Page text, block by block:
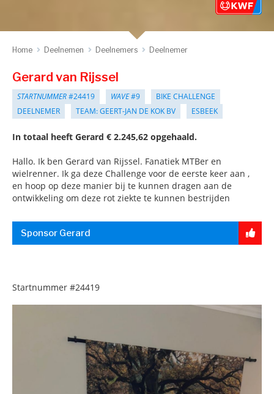
Home Deelnemen Deelnemers Deelnemer
Gerard van Rijssel
STARTNUMMER#24419 WAVE#9
BIKE CHALLENGE
DEELNEMER
TEAM: GEERT-JAN DE KOK BV ESBEEK
In totaal heeft Gerard € 2.245,62 opgehaald.
Hallo. Ik ben Gerard van Rijssel. Fanatiek MTBer en
wielrenner. Ik ga deze Challenge voor de eerste keer aan ,
en hoop op deze manier bij te kunnen dragen aan de
ontwikkeling om deze rot ziekte te kunnen bestrijden
Sponsor Gerard
Startnummer #24419